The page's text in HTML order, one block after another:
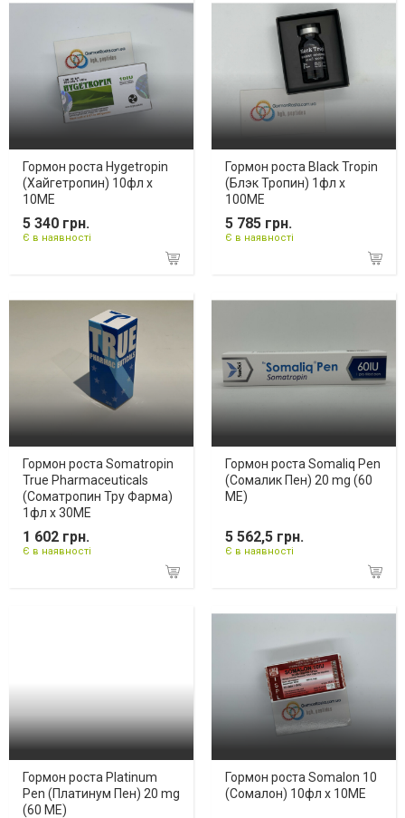
Гормон роста Hygetropin
(Хайгетропин) 10фл х
10ME
5 340 грн.
Є в наявності
Гормон роста Black Tropin
(Блэк Тропин) 1фл х
100ME
5 785 грн.
Є в наявності
Гормон роста Somatropin
True Pharmaceuticals
(Соматропин Тру Фарма)
1фл х 30МЕ
1 602 грн.
Є в наявності
Гормон роста Somaliq Pen
(Сомалик Пен) 20 mg (60
МЕ)
5 562,5 грн.
Є в наявності
Гормон роста Platinum
Pen (Платинум Пен) 20 mg
(60 МЕ)
Гормон роста Somalon 10
(Сомалон) 10фл х 10ME